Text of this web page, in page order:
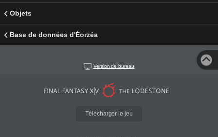
Objets
Base de données d'Éorzéa
Version de bureau
Télécharger le jeu